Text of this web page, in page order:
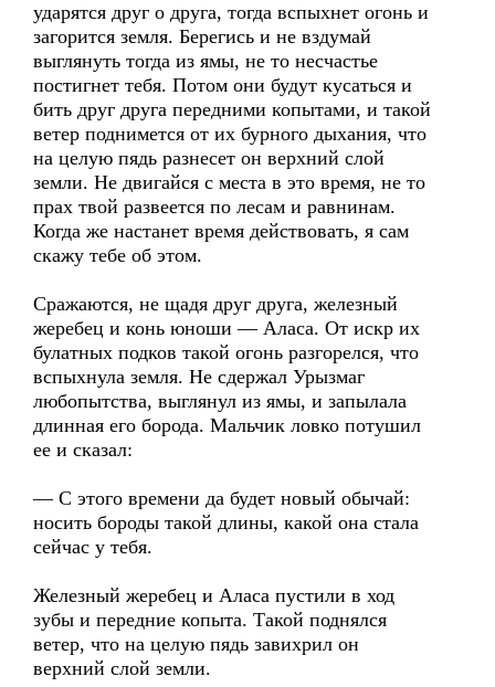
ударятся друг о друга, тогда вспыхнет огонь и
загорится земля. Берегись и не вздумай
выглянуть тогда из ямы, не то несчастье
постигнет тебя. Потом они будут кусаться и
бить друг друга передними копытами, и такой
ветер поднимется от их бурного дыхания, что
на целую пядь разнесет он верхний слой
земли. Не двигайся с места в это время, не то
прах твой развеется по лесам и равнинам.
Когда же настанет время действовать, я сам
скажу тебе об этом.
Сражаются, не щадя друг друга, железный
жеребец и конь юноши — Аласа. От искр их
булатных подков такой огонь разгорелся, что
вспыхнула земля. Не сдержал Урызмаг
любопытства, выглянул из ямы, и запылала
длинная его борода. Мальчик ловко потушил
ее и сказал:
— С этого времени да будет новый обычай:
носить бороды такой длины, какой она стала
сейчас у тебя.
Железный жеребец и Аласа пустили в ход
зубы и передние копыта. Такой поднялся
ветер, что на целую пядь завихрил он
верхний слой земли.